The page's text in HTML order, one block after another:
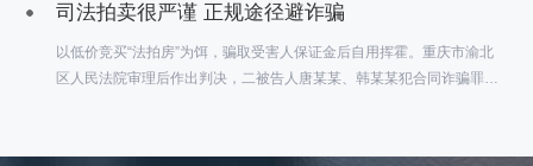
力、威胁或者其他方法阻碍司法工作人员执行职务”，根据民事诉讼法相
关规定，大渡口法院决定对肖某拘留15日，坚决维护司法权威和买受人
的合法权益。
司法拍卖很严谨 正规途径避诈骗
以低价竞买“法拍房”为饵，骗取受害人保证金后自用挥霍。重庆市渝北
区人民法院审理后作出判决，二被告人唐某某、韩某某犯合同诈骗罪，